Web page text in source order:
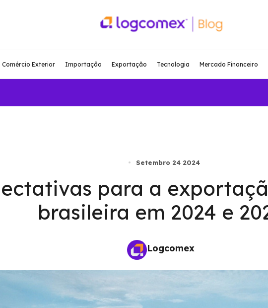
Comércio Exterior Importação Exportação Tecnologia Mercado Financeiro
Setembro 24 2024
para a
brasileira em 2024 e
Logcomex